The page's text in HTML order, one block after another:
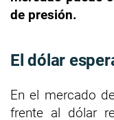
de presión.
El dólar
En el mercado
frente al dólar